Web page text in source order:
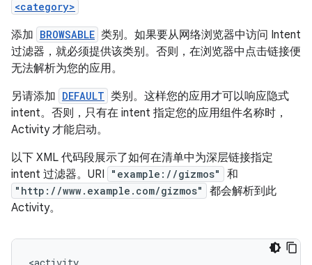
<category>
添加 BROWSABLE 类别。如果要从网络浏览器中访问 Intent
过滤器，就必须提供该类别。否则，在浏览器中点击链接便
无法解析为您的应用。
另请添加 DEFAULT 类别。这样您的应用才可以响应隐式
intent。否则，只有在 intent 指定您的应用组件名称时，
Activity 才能启动。
以下 XML 代码段展示了如何在清单中为深层链接指定
intent 过滤器。URI
"example://gizmos" 和
"http://www.example.com/gizmos"
都会解析到此
Activity。